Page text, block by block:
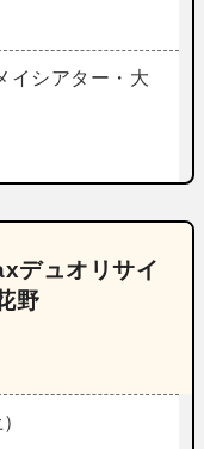
イシアター・大
デュオリサイ
野